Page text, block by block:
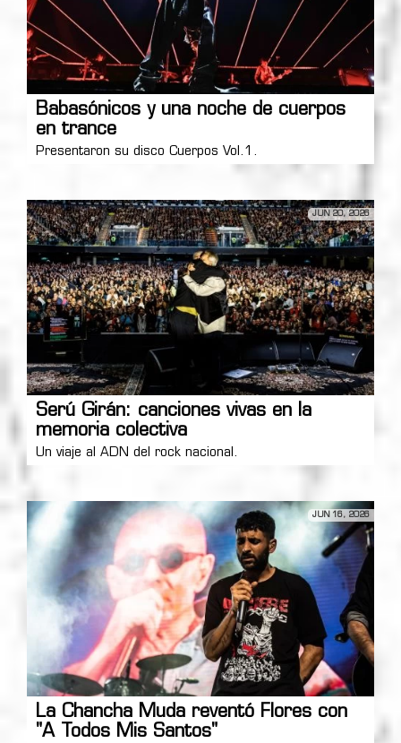
Babasónicos y una noche de cuerpos
en trance
Presentaron su disco Cuerpos Vol.1.
JUN 20, 2026
Serú Girán: canciones vivas en la
memoria colectiva
Un viaje al ADN del rock nacional.
JUN 16, 2026
La Chancha Muda reventó Flores con
"A Todos Mis Santos"